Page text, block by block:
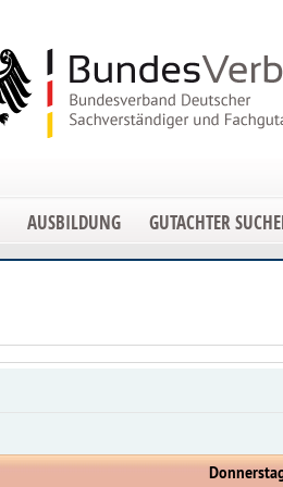
AUSBILDUNG GUTACHTER